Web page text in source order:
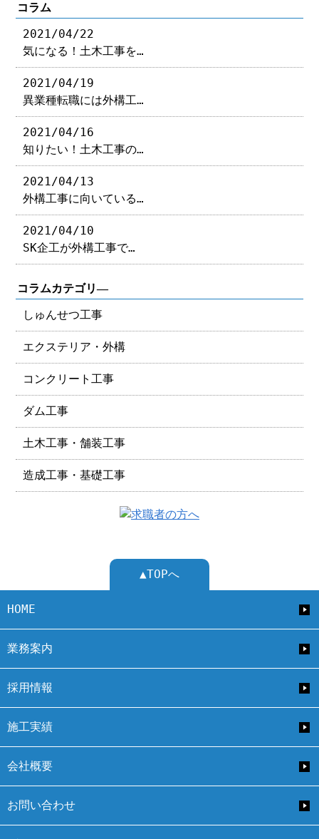
コラム
2021/04/22
気になる！土木工事を…
2021/04/19
異業種転職には外構工…
2021/04/16
知りたい！土木工事の…
2021/04/13
外構工事に向いている…
2021/04/10
SK企工が外構工事で…
コラムカテゴリ―
しゅんせつ工事
エクステリア・外構
コンクリート工事
ダム工事
土木工事・舗装工事
造成工事・基礎工事
▲TOPへ
HOME
業務案内
採用情報
施工実績
会社概要
お問い合わせ